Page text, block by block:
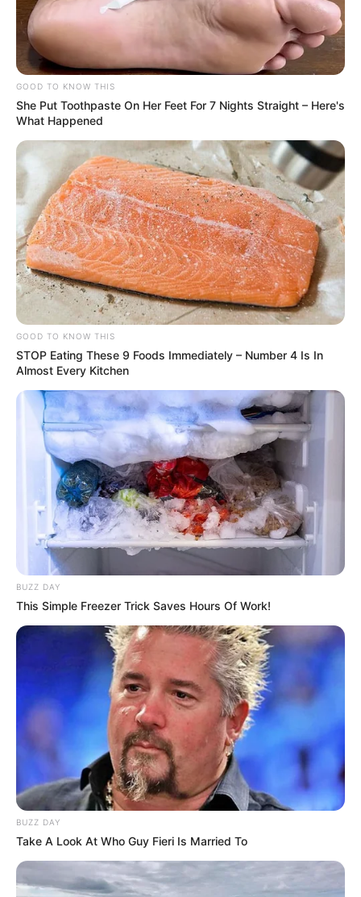
GOOD TO KNOW THIS
She Put Toothpaste On Her Feet For 7 Nights Straight – Here's
What Happened
GOOD TO KNOW THIS
STOP Eating These 9 Foods Immediately – Number 4 Is In
Almost Every Kitchen
BUZZ DAY
This Simple Freezer Trick Saves Hours Of Work!
BUZZ DAY
Take A Look At Who Guy Fieri Is Married To